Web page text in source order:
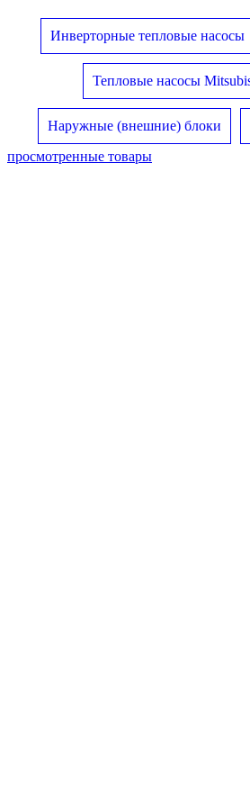
Инверторные тепловые насосы
Тепловые насосы
Наружные (внешние) блоки
просмотренные товары